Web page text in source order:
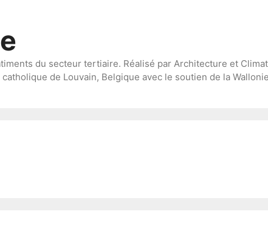
du secteur tertiaire. Réalisé par Architecture et
de Louvain, Belgique avec le soutien de la